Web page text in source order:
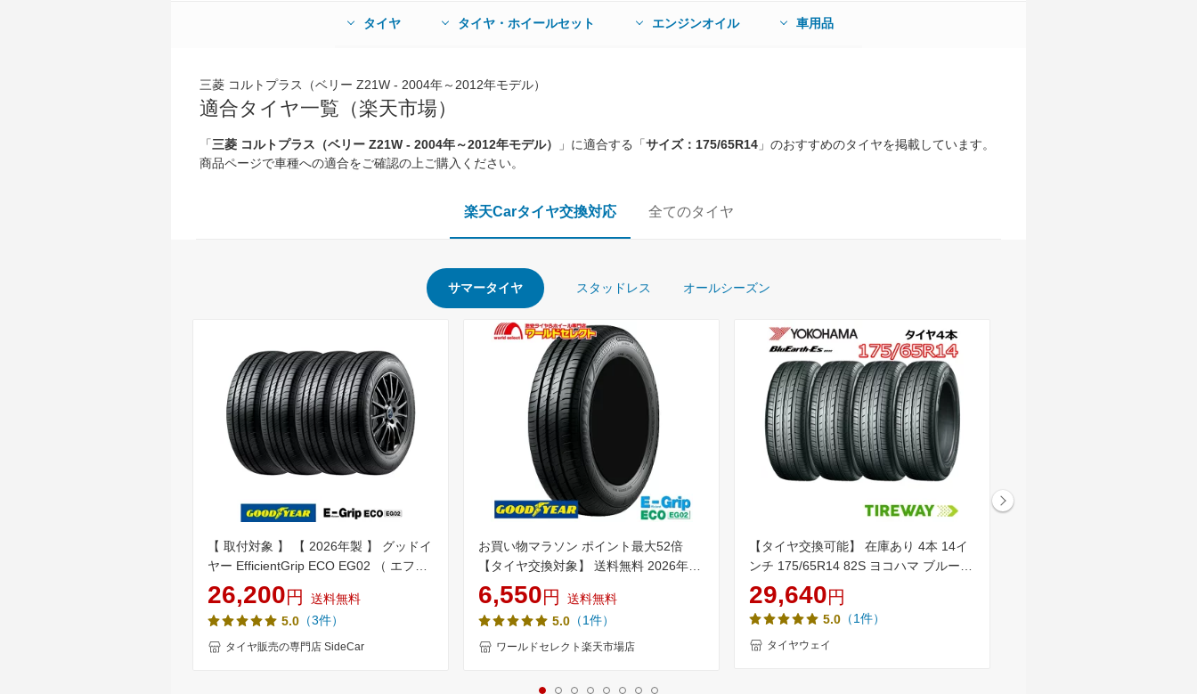
タイヤ タイヤ・ホイールセット エンジンオイル 車用品
三菱 コルトプラス（ベリー Z21W - 2004年～2012年モデル）
適合タイヤ一覧（楽天市場）
「三菱 コルトプラス（ベリー Z21W - 2004年～2012年モデル） 」に適合する「サイズ：175/65R14 」のおすすめのタイヤを掲載しています。
商品ページで車種への適合をご確認の上ご購入ください。
楽天Carタイヤ交換対応 全てのタイヤ
サマータイヤ スタッドレス オールシーズン
【 取付対象 】 【 2026年製 】 グッドイ
ヤー EfficientGrip ECO EG02 （ エフィ
シェントグリップ エコ イージーゼロツ
ー ） 175/65R14 82S 低燃費 サマータ
イヤ 4本セット
26,200円
送料無料
5.0 （3件）
タイヤ販売の専門店 SideCar
お買い物マラソン ポイント最大52倍
【タイヤ交換対象】 送料無料 2026年製
175/65R14 82S グッドイヤー
EfficientGrip ECO EG02 サマータイヤ
夏タイヤ GOODYEAR エフィシェント
グリップ E-Grip EG-02 175/65/14
6,550円
送料無料
5.0 （1件）
ワールドセレクト楽天市場店
【タイヤ交換可能】 在庫あり 4本 14イ
ンチ 175/65R14 82S ヨコハマ ブルーア
ース ES32 BlueEarth YOKOHAMA タイ
ヤ単品
29,640円
5.0 （1件）
タイヤウェイ